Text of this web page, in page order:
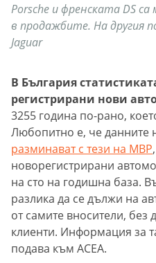
Porsche и френската DS
в продажбите. На другия
Jaguar
В България
регистрирани нови
3255 година по-рано,
Любопитно е, че данните
разминават с тези на МВР
новорегистрирани
на сто на годишна база.
разлика да се дължи на
от самите вносители, без
клиенти. Информация за
подава към АСЕА.